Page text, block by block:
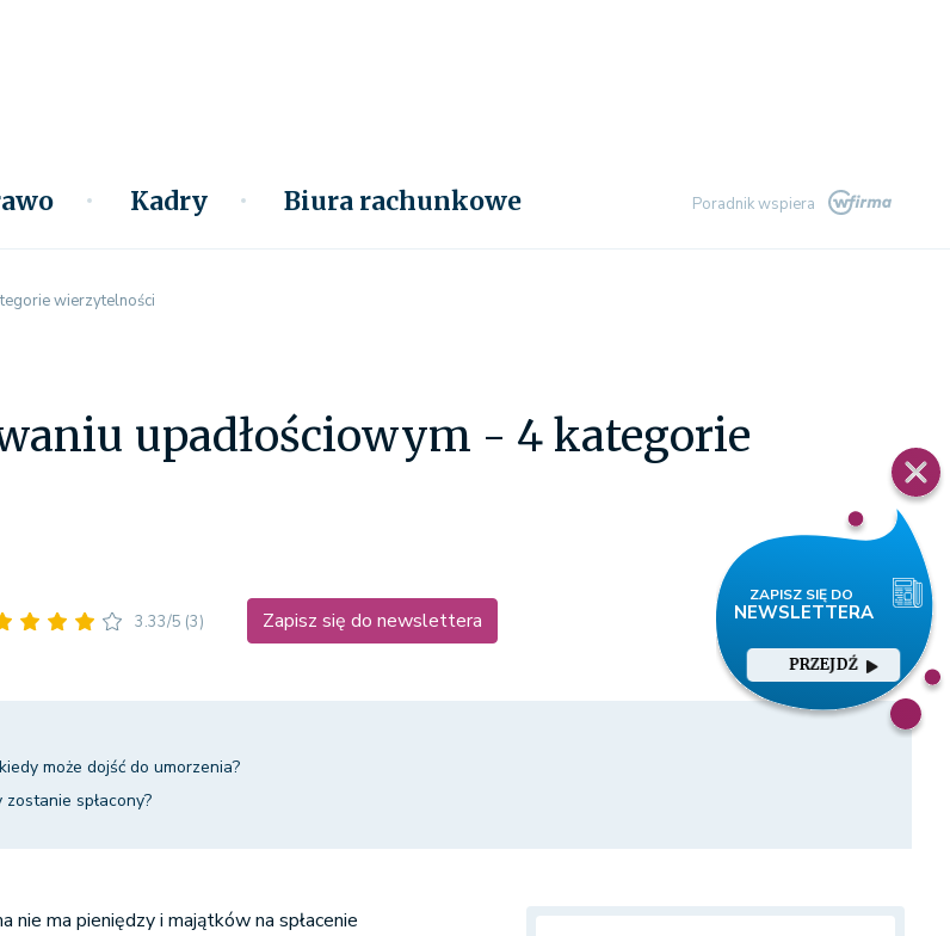
Kadry Biura rachunkowe Poradnik wspiera
PRZEJDŹ
wierzytelności
upadłościowym - 4 kategorie
3.33/5 (3) Zapisz się do newslettera
może dojść do umorzenia?
spłacony?
nie ma pieniędzy i majątków na spłacenie